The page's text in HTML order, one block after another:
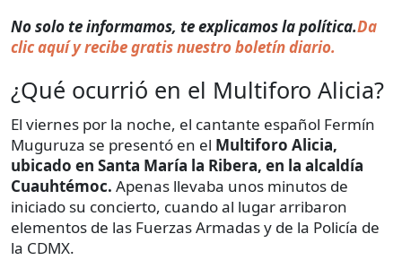
No solo te informamos, te explicamos la política.Da
clic aquí y recibe gratis nuestro boletín diario.
¿Qué ocurrió en el Multiforo Alicia?
El viernes por la noche, el cantante español Fermín
Muguruza se presentó en el Multiforo Alicia,
ubicado en Santa María la Ribera, en la alcaldía
Cuauhtémoc. Apenas llevaba unos minutos de
iniciado su concierto, cuando al lugar arribaron
elementos de las Fuerzas Armadas y de la Policía de
la CDMX.